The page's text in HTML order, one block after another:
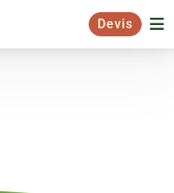
Devis